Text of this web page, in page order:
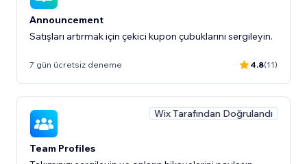
Announcement
Satışları artırmak için çekici kupon çubuklarını sergileyin.
7 gün ücretsiz deneme 4.8(11)
Wix Tarafından Doğrulandı
Team Profiles